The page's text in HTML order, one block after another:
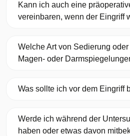
Kann ich auch eine
vereinbaren, wenn der Eingriff
Welche Art von Sedierung
Magen- oder
Was sollte ich vor dem Eingriff
Werde ich während der
haben oder etwas davon